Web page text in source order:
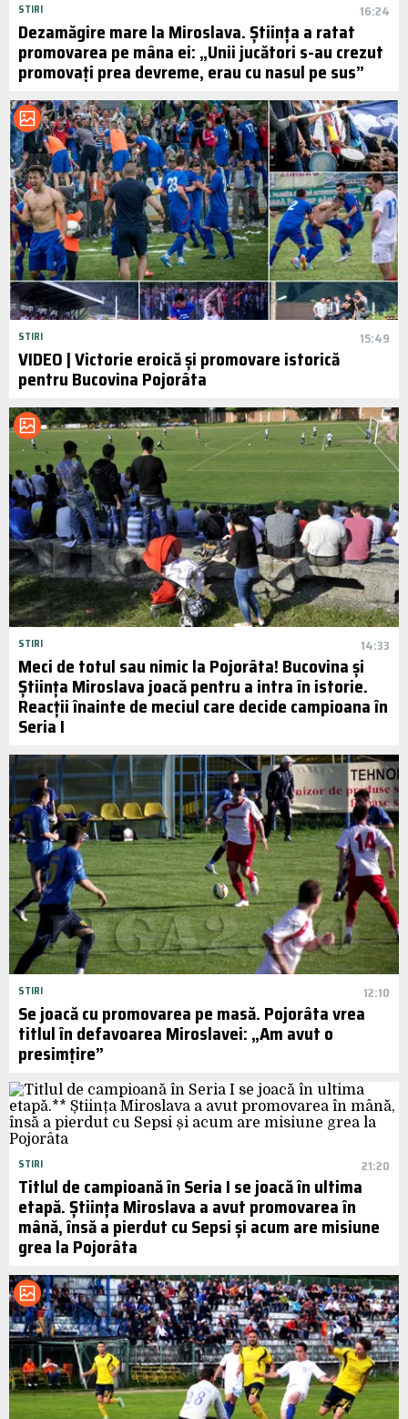
STIRI 16:24
Dezamăgire mare la Miroslava. Știința a ratat
promovarea pe mâna ei: „Unii jucători s-au crezut
promovați prea devreme, erau cu nasul pe sus”
STIRI 15:49
VIDEO | Victorie eroică și promovare istorică
pentru Bucovina Pojorâta
STIRI 14:33
Meci de totul sau nimic la Pojorâta! Bucovina și
Știința Miroslava joacă pentru a intra în istorie.
Reacții înainte de meciul care decide campioana în
Seria I
STIRI 12:10
Se joacă cu promovarea pe masă. Pojorâta vrea
titlul în defavoarea Miroslavei: „Am avut o
presimțire”
STIRI 21:20
Titlul de campioană în Seria I se joacă în ultima
etapă. Știința Miroslava a avut promovarea în
mână, însă a pierdut cu Sepsi și acum are misiune
grea la Pojorâta